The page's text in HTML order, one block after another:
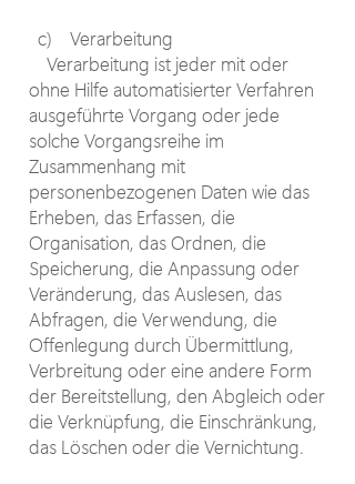
c) Verarbeitung
Verarbeitung ist jeder mit oder
ohne Hilfe automatisierter Verfahren
ausgeführte Vorgang oder jede
solche Vorgangsreihe im
Zusammenhang mit
personenbezogenen Daten wie das
Erheben, das Erfassen, die
Organisation, das Ordnen, die
Speicherung, die Anpassung oder
Veränderung, das Auslesen, das
Abfragen, die Verwendung, die
Offenlegung durch Übermittlung,
Verbreitung oder eine andere Form
der Bereitstellung, den Abgleich oder
die Verknüpfung, die Einschränkung,
das Löschen oder die Vernichtung.